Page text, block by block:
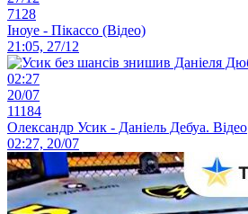
7128
Іноуе - Пікассо (Відео)
21:05, 27/12
02:27
20/07
11184
Олександр Усик - Даніель Дебуа. Відео
02:27, 20/07